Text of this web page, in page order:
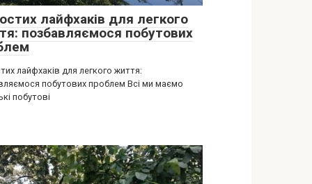
лайфхаків для легкого
позбавляємося побутових
лайфхаків для легкого життя:
побутових проблем Всі ми маємо
побутові